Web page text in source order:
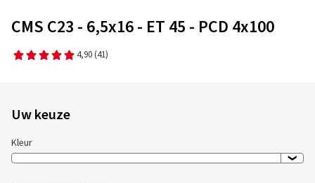
CMS C23 - 6,5x16 - ET 45 - PCD 4x100
4,90 (41)
Uw keuze
Kleur